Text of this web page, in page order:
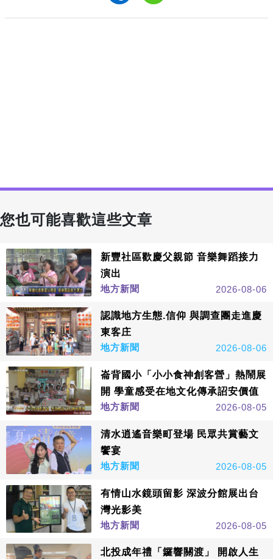
您也可能喜歡這些文章
新豐社區歡慶父親節 音樂舞蹈接力
演出
地方新聞
2026-08-06
認識地方生態.信仰 與調查團走進慶
東客庄
地方新聞
2026-08-06
崙背國小「小小食神創客營」熱鬧展
開 學童感受在地文化傳承詔安價值
地方新聞
2026-08-05
清水逍遙音樂町登場 民眾共賞藝文
饗宴
地方新聞
2026-08-05
有情山水鏡頭留影 深波分館展出台
灣光影美
地方新聞
2026-08-05
北投成年禮「鑼響關渡」 開啟人生